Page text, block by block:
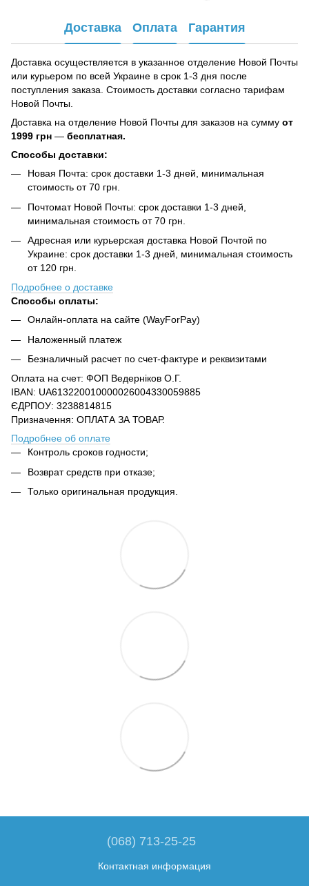
Доставка Оплата Гарантия
Доставка осуществляется в указанное отделение Новой Почты
или курьером по всей Украине в срок 1-3 дня после
поступления заказа. Стоимость доставки согласно тарифам
Новой Почты.
Доставка на отделение Новой Почты для заказов на сумму от
1999 грн — бесплатная.
Способы доставки:
Новая Почта: срок доставки 1-3 дней, минимальная
стоимость от 70 грн.
Почтомат Новой Почты: срок доставки 1-3 дней,
минимальная стоимость от 70 грн.
Адресная или курьерская доставка Новой Почтой по
Украине: срок доставки 1-3 дней, минимальная стоимость
от 120 грн.
Подробнее о доставке
Способы оплаты:
Онлайн-оплата на сайте (WayForPay)
Наложенный платеж
Безналичный расчет по счет-фактуре и реквизитами
Оплата на счет: ФОП Ведерніков О.Г.
IBAN: UA613220010000026004330059885
ЄДРПОУ: 3238814815
Призначення: ОПЛАТА ЗА ТОВАР.
Подробнее об оплате
Контроль сроков годности;
Возврат средств при отказе;
Только оригинальная продукция.
(068) 713-25-25
Контактная информация